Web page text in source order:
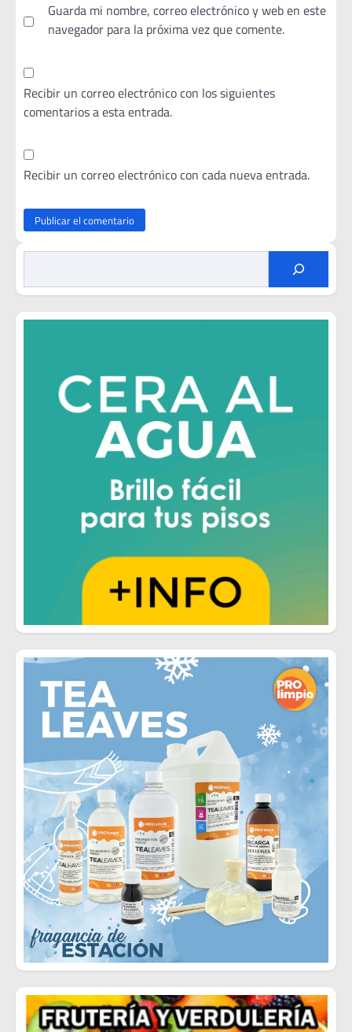
Guarda mi nombre, correo electrónico y web en este
navegador para la próxima vez que comente.
Recibir un correo electrónico con los siguientes
comentarios a esta entrada.
Recibir un correo electrónico con cada nueva entrada.